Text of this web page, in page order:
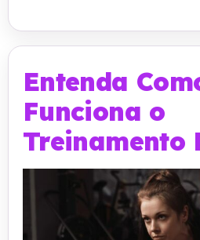
Entenda
Funciona o
Treinamento